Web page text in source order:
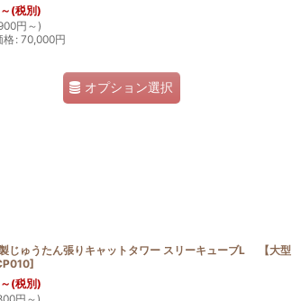
～ (税別)
円 ～)
格: 70,000円
オプション選択
じゅうたん張りキャットタワー スリーキューブL 【大型
]
～ (税別)